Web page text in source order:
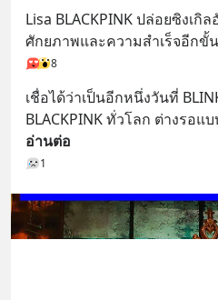
ผลิตภัณฑ์เส
บรรเทาควา
เพิ่มการผ่อน
สั่งซื้อสินค้า
@diipgeek
Lisa BLACKPINK ปล่อยซิงเกิ
ศักยภาพและความสำเร็จอีกขั้
8
เชื่อได้ว่าเป็นอีกหนึ่งวันที่
BLACKPINK ทั่วโลก ต่างรอแ
อ่านต่อ
1